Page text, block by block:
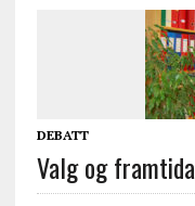
DEBATT
Valg og framtida